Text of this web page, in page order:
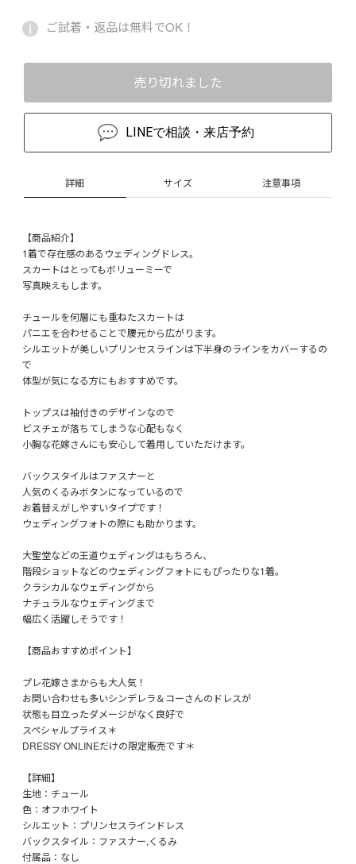
ご試着・返品は無料でOK！
売り切れました
LINEで相談・来店予約
詳細 サイズ 注意事項
【商品紹介】
1着で存在感のあるウェディングドレス。
スカートはとってもボリューミーで
写真映えもします。
チュールを何層にも重ねたスカートは
パニエを合わせることで腰元から広がります。
シルエットが美しいプリンセスラインは下半身のラインをカバーするの
で
体型が気になる方にもおすすめです。
トップスは袖付きのデザインなので
ビスチェが落ちてしまうな心配もなく
小胸な花嫁さんにも安心して着用していただけます。
バックスタイルはファスナーと
人気のくるみボタンになっているので
お着替えがしやすいタイプです！
ウェディングフォトの際にも助かります。
大聖堂などの王道ウェディングはもちろん、
階段ショットなどのウェディングフォトにもぴったりな1着。
クラシカルなウェディングから
ナチュラルなウェディングまで
幅広く活躍しそうです！
【商品おすすめポイント】
プレ花嫁さまからも大人気！
お問い合わせも多いシンデレラ＆コーさんのドレスが
状態も目立ったダメージがなく良好で
スペシャルプライス＊
DRESSY ONLINEだけの限定販売です＊
【詳細】
生地：チュール
色：オフホワイト
シルエット：プリンセスラインドレス
バックスタイル：ファスナー,くるみ
付属品：なし